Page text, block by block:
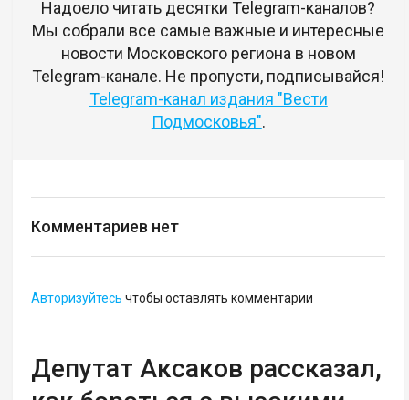
Надоело читать десятки Telegram-каналов?
Мы собрали все самые важные и интересные
новости Московского региона в новом
Telegram-канале. Не пропусти, подписывайся!
Telegram-канал издания "Вести
Подмосковья".
Комментариев нет
Авторизуйтесь чтобы оставлять комментарии
Депутат Аксаков рассказал,